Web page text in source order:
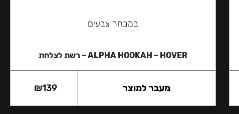
במבחר צבעים
ALPHA HOOKAH – HOVER – רשת לצלחת
₪139 מעבר למוצר